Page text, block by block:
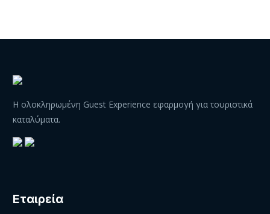
Η ολοκληρωμένη Guest Experience εφαρμογή για τουριστικά
καταλύματα.
Εταιρεία